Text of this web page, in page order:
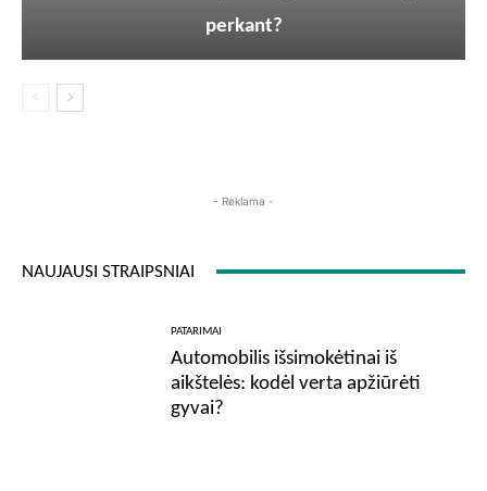
perkant?
- Reklama -
NAUJAUSI STRAIPSNIAI
PATARIMAI
Automobilis išsimokėtinai iš
aikštelės: kodėl verta apžiūrėti
gyvai?